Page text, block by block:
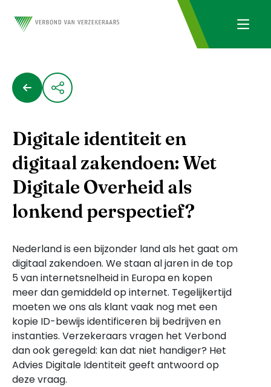
Digitale identiteit en
digitaal zakendoen: Wet
Digitale Overheid als
lonkend perspectief?
Nederland is een bijzonder land als het gaat om
digitaal zakendoen. We staan al jaren in de top
5 van internetsnelheid in Europa en kopen
meer dan gemiddeld op internet. Tegelijkertijd
moeten we ons als klant vaak nog met een
kopie ID-bewijs identificeren bij bedrijven en
instanties. Verzekeraars vragen het Verbond
dan ook geregeld: kan dat niet handiger? Het
Advies Digitale Identiteit geeft antwoord op
deze vraag.